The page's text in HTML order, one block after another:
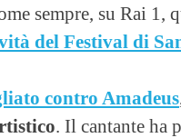
sempre, su Rai 1,
del Festival di
contro Amadeus
. Il cantante ha